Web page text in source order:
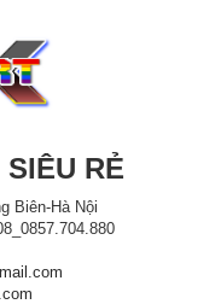
RẺ
Biên-Hà Nội